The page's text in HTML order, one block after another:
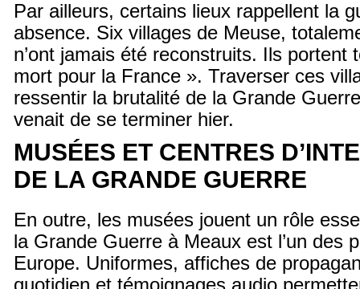
Par ailleurs, certains lieux rappellent la
absence. Six villages de Meuse,
n’ont jamais été reconstruits. Ils portent
mort pour la France ». Traverser ces
ressentir la brutalité de la Grande
venait de se terminer hier.
MUSÉES ET CENTRES
DE LA GRANDE GUERRE
En outre, les musées jouent un rôle
la Grande Guerre à Meaux est l’un des
Europe. Uniformes, affiches de